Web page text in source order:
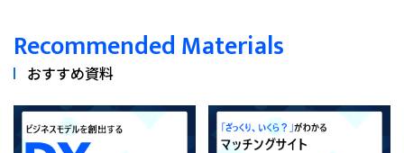
Recommended Materials
おすすめ資料